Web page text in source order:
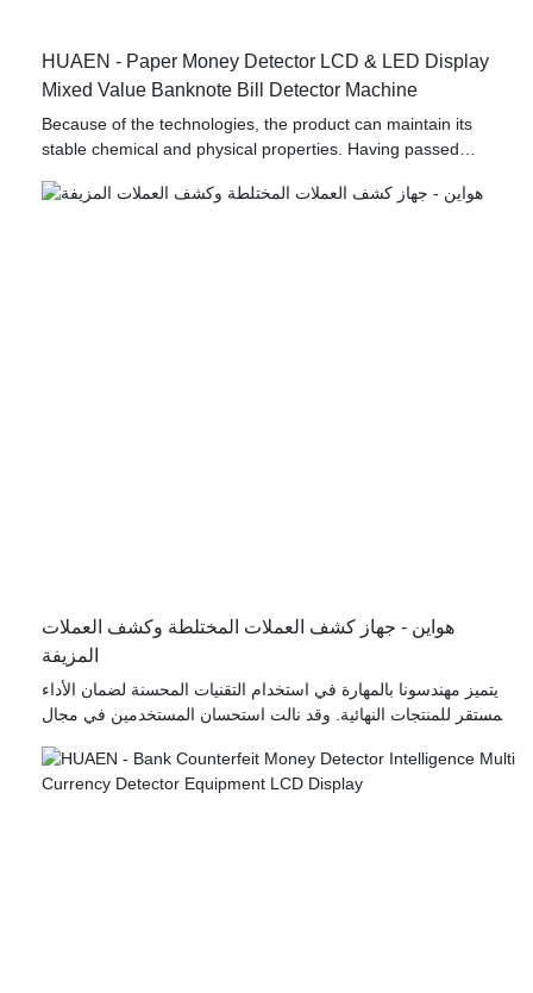
HUAEN - Paper Money Detector LCD & LED Display
Mixed Value Banknote Bill Detector Machine
Because of the technologies, the product can maintain its
stable chemical and physical properties. Having passed
counter professional money counter with best price has been
هواين - جهاز كشف العملات المختلطة وكشف العملات
المزيفة
يتميز مهندسونا بالمهارة في استخدام التقنيات المحسنة لضمان الأداء
المستقر للمنتجات النهائية. وقد نالت استحسان المستخدمين في مجال